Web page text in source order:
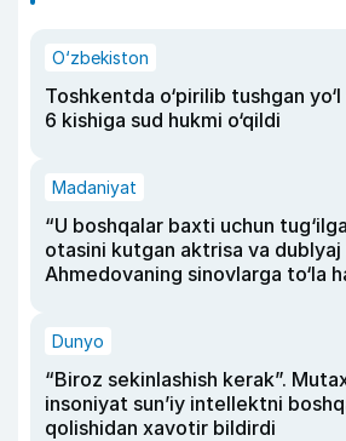
O‘zbekiston
Toshkentda o‘pirilib tushgan
6 kishiga sud hukmi o‘qildi
Madaniyat
“U boshqalar baxti uchun
otasini kutgan aktrisa va dublyaj
Ahmedovaning sinovlarga to‘la
Dunyo
“Biroz sekinlashish kerak”.
insoniyat sun’iy intellektni
qolishidan xavotir bildirdi